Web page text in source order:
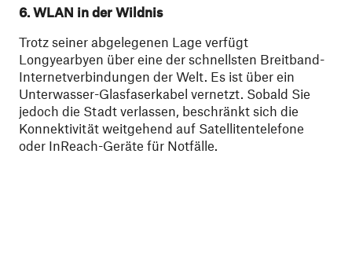
6. WLAN in der Wildnis
Trotz seiner abgelegenen Lage verfügt
Longyearbyen über eine der schnellsten Breitband-
Internetverbindungen der Welt. Es ist über ein
Unterwasser-Glasfaserkabel vernetzt. Sobald Sie
jedoch die Stadt verlassen, beschränkt sich die
Konnektivität weitgehend auf Satellitentelefone
oder InReach-Geräte für Notfälle.